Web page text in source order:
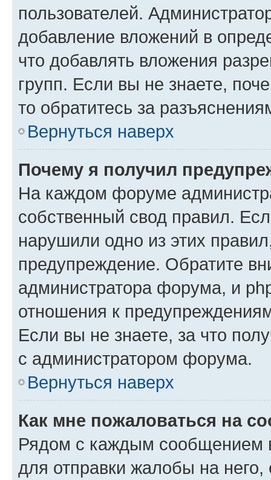
пользователей.
добавление вложений в
что добавлять вложения
групп. Если вы не знаете,
то обратитесь за
Вернуться наверх
Почему я получил
На каждом форуме
собственный свод правил.
нарушили одно из этих
предупреждение. Обратите
администратора форума, и
отношения к
Если вы не знаете, за что
с администратором форума.
Вернуться наверх
Как мне пожаловаться на
Рядом с каждым сообщением
для отправки жалобы на